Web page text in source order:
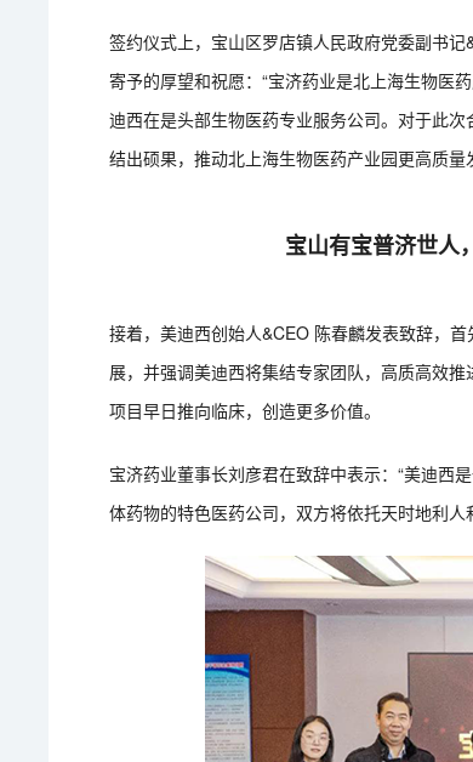
签约仪式上，宝山区罗店镇人民政府党委副书
寄予的厚望和祝愿：“宝济药业是北上海生物医
迪西在是头部生物医药专业服务公司。对于此
结出硕果，推动北上海生物医药产业园更高质量
宝山有宝普济世人
接着，美迪西创始人&CEO 陈春麟发表致辞，
展，并强调美迪西将集结专家团队，高质高效
项目早日推向临床，创造更多价值。
宝济药业董事长刘彦君在致辞中表示：“美迪西
体药物的特色医药公司，双方将依托天时地利